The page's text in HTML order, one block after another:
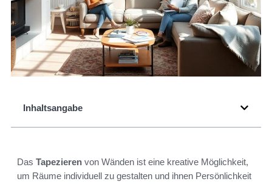
Inhaltsangabe
Das Tapezieren von Wänden ist eine kreative Möglichkeit,
um Räume individuell zu gestalten und ihnen Persönlichkeit